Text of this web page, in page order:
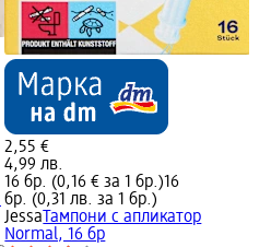
2,55 €
4,99 лв.
16 бр. (0,16 € за 1 бр.)16
бр. (0,31 лв. за 1 бр.)
Jessa Тампони с апликатор
Normal, 16 бр